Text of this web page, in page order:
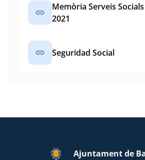
link
Memòria Serveis Socials
2021
link Seguridad Social
Ajuntament de